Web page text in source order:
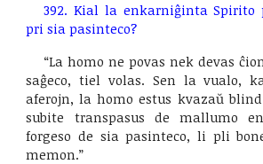
392. Kial la enkarniĝinta Spirito
pri sia pasinteco?
“La homo ne povas nek devas
saĝeco, tiel volas. Sen la vualo,
aferojn, la homo estus kvazaŭ
subite transpasus de mallumo
forgeso de sia pasinteco, li pli
memon.”